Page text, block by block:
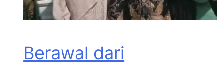
Berawal dari